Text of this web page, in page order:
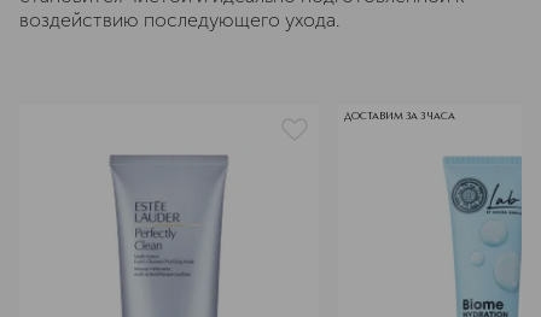
воздействию последующего ухода.
ДОСТАВИМ ЗА 3 ЧАСА